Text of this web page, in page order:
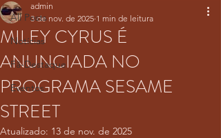
All Posts
Notícias
Fã-Destaque
Eventos
MILEY CYRUS É
ANUNCIADA NO
PROGRAMA SESAME
STREET
admin
3 de nov. de 2025 1 min de leitura
Atualizado: 13 de nov. de 2025